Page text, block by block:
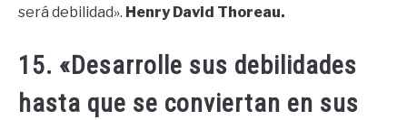
será debilidad». Henry David Thoreau.
15. «Desarrolle sus debilidades
hasta que se conviertan en sus